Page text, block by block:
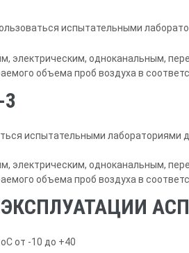
испытательными
электрическим, одноканальным,
объема проб воздуха в
испытательными лабораториями
электрическим, одноканальным,
объема проб воздуха в
от -10 до +40